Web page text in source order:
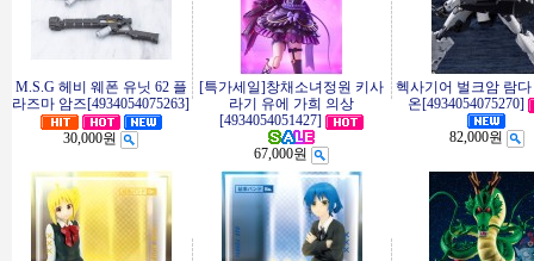
M.S.G 헤비 웨폰 유닛 62 플
라즈마 암즈[4934054075263]
30,000원
[특가세일]창채소녀정원 키사
라기 유에 가희 의상
[4934054051427]
67,000원
헥사기어 벌크암 람
온[4934054075270]
82,000원